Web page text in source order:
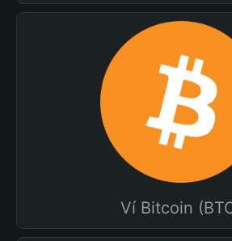
Ví Bitcoin